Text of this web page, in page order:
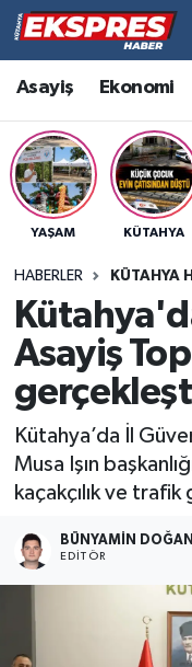
Asayiş Ekonomi
YAŞAM KÜTAHYA
HABERLER KÜTAHYA
Asayiş
Kütahya’da İl
Musa Işın
kaçakçılık ve trafik
BÜNYAMIN DOĞAN
EDITÖR
Altıntaş
Asayiş
Aslanapa
Bölge
Çavdarhisar
Dumlupınar
Dünya
Eğitim
Hava Durumu
Trafik Durumu
Süper Lig Puan
Son Dakika
Haber Arşivi